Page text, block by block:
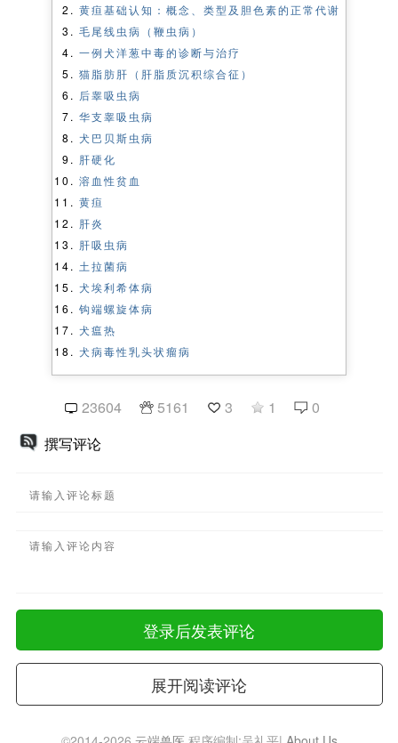
黄疸基础认知：概念、类型及胆色素的正常代谢
毛尾线虫病（鞭虫病）
一例犬洋葱中毒的诊断与治疗
猫脂肪肝（肝脂质沉积综合征）
后睾吸虫病
华支睾吸虫病
犬巴贝斯虫病
肝硬化
溶血性贫血
黄疸
肝炎
肝吸虫病
土拉菌病
犬埃利希体病
钩端螺旋体病
犬瘟热
犬病毒性乳头状瘤病
23604 5161 3 1
0
撰写评论
登录后发表评论
展开阅读评论